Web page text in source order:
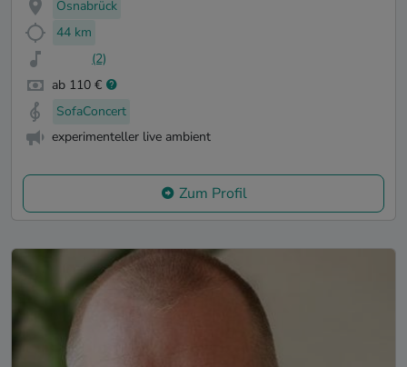
Osnabrück
44 km
(2)
ab 110 €
SofaConcert
experimenteller live ambient
Zum Profil